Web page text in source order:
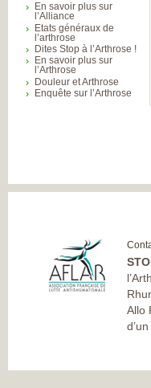
En savoir plus sur
l’Alliance
Etats généraux de
l’arthrose
Dites Stop à l’Arthrose !
En savoir plus sur
l’Arthrose
Douleur et Arthrose
Enquête sur l’Arthrose
Allo